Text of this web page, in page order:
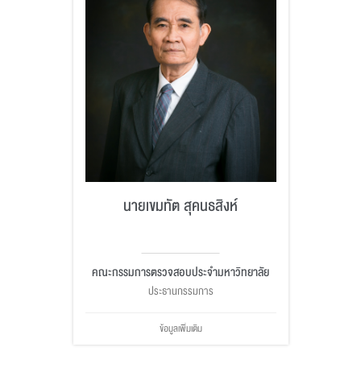
นายเขมทัต สุคนธสิงห์
คณะกรรมการตรวจสอบประจำมหาวิทยาลัย
ประธานกรรมการ
ข้อมูลเพิ่มเติม